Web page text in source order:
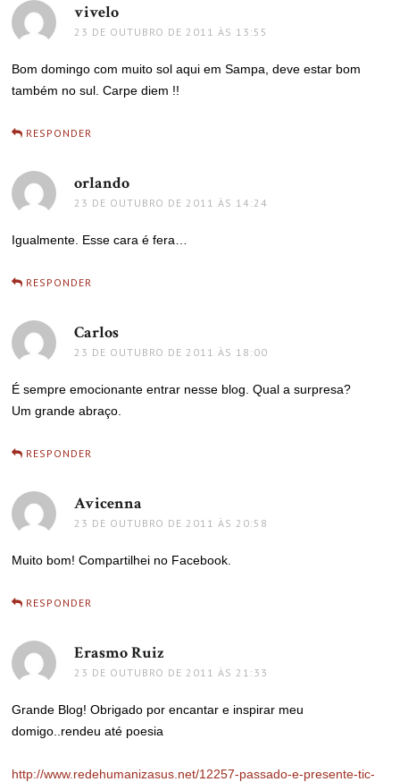
vivelo
23 DE OUTUBRO DE 2011 ÀS 13:55
Bom domingo com muito sol aqui em Sampa, deve estar bom
também no sul. Carpe diem !!
RESPONDER
orlando
23 DE OUTUBRO DE 2011 ÀS 14:24
Igualmente. Esse cara é fera…
RESPONDER
Carlos
23 DE OUTUBRO DE 2011 ÀS 18:00
É sempre emocionante entrar nesse blog. Qual a surpresa?
Um grande abraço.
RESPONDER
Avicenna
23 DE OUTUBRO DE 2011 ÀS 20:58
Muito bom! Compartilhei no Facebook.
RESPONDER
Erasmo Ruiz
23 DE OUTUBRO DE 2011 ÀS 21:33
Grande Blog! Obrigado por encantar e inspirar meu
domigo..rendeu até poesia
http://www.redehumanizasus.net/12257-passado-e-presente-tic-